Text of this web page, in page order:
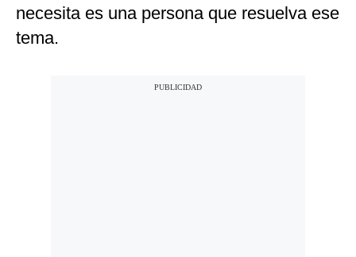
necesita es una persona que resuelva ese
tema.